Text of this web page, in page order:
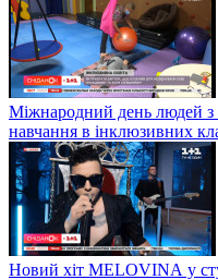
Міжнародний день людей з
навчання в інклюзивних
Новий хіт MELOVINА у